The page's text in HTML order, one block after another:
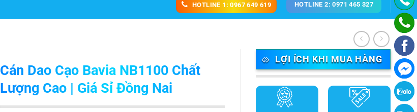
HOTLINE 1: 0967 649 619 HOTLINE 2: 0971 465 327
LỢI ÍCH KHI MUA HÀNG
Cán Dao Cạo Bavia NB1100 Chất
Lượng Cao | Giá Sỉ Đồng Nai